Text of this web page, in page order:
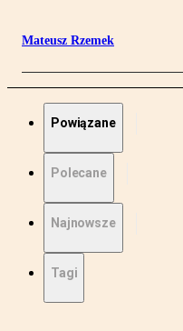
Mateusz Rzemek
Powiązane
Polecane
Najnowsze
Tagi